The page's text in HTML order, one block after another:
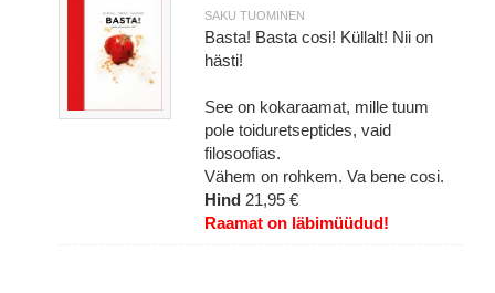
SAKU TUOMINEN
Basta! Basta cosi! Küllalt! Nii on
hästi!
See on kokaraamat, mille tuum
pole toiduretseptides, vaid
filosoofias.
Vähem on rohkem. Va bene cosi.
Hind 21,95 €
Raamat on läbimüüdud!